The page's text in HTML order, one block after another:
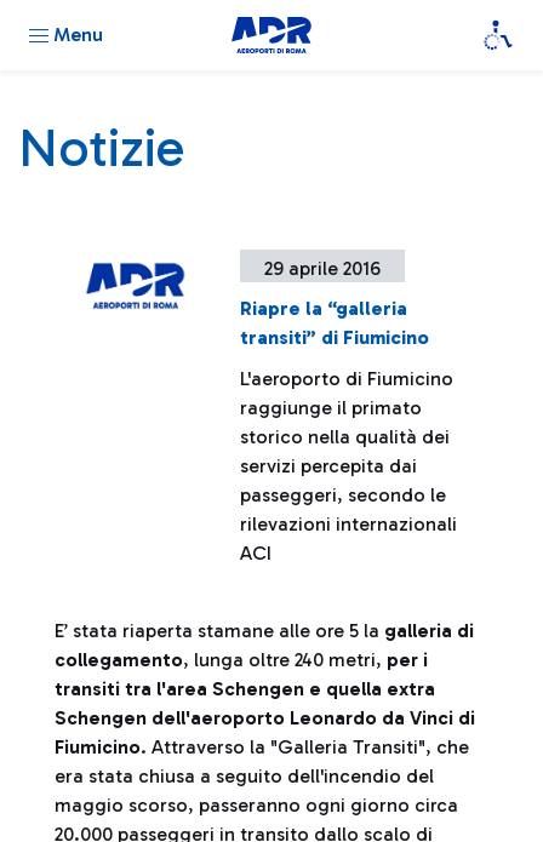
Menu
Notizie
29 aprile 2016
Riapre la “galleria
transiti” di Fiumicino
L'aeroporto di Fiumicino
raggiunge il primato
storico nella qualità dei
servizi percepita dai
passeggeri, secondo le
rilevazioni internazionali
ACI
E’ stata riaperta stamane alle ore 5 la galleria di
collegamento, lunga oltre 240 metri, per i
transiti tra l'area Schengen e quella extra
Schengen dell'aeroporto Leonardo da Vinci di
Fiumicino. Attraverso la "Galleria Transiti", che
era stata chiusa a seguito dell'incendio del
maggio scorso, passeranno ogni giorno circa
20.000 passeggeri in transito dallo scalo di